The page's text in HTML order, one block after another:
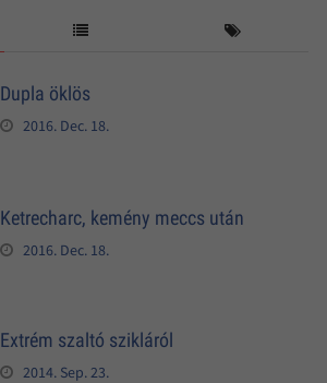
Dupla öklös
2016. Dec. 18.
Ketrecharc, kemény meccs után
2016. Dec. 18.
Extrém szaltó szikláról
2014. Sep. 23.